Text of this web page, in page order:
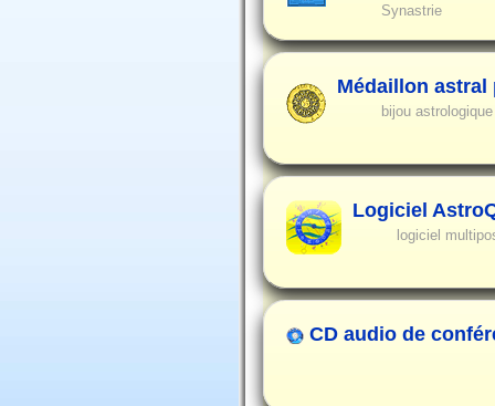
Synastrie
Médaillon astral
bijou
Logiciel
logiciel
CD audio de